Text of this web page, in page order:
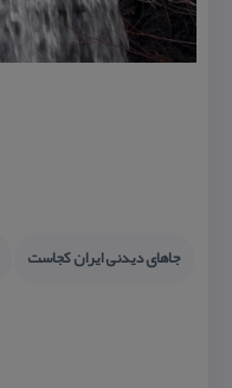
جاهای دیدنی ایران كجاست